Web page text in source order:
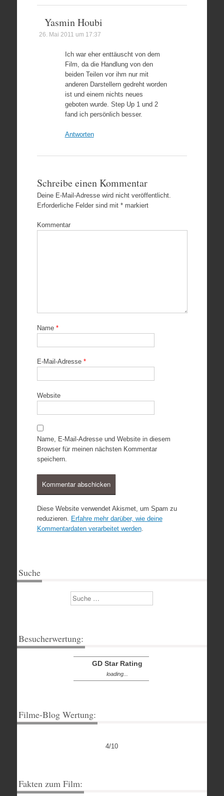
Yasmin Houbi
26. Mai 2011 um 17:37
Ich war eher enttäuscht von dem
Film, da die Handlung von den
beiden Teilen vor ihm nur mit
anderen Darstellern gedreht worden
ist und einem nichts neues
geboten wurde. Step Up 1 und 2
fand ich persönlich besser.
Antworten
Schreibe einen Kommentar
Deine E-Mail-Adresse wird nicht veröffentlicht.
Erforderliche Felder sind mit *markiert
Kommentar
Name *
E-Mail-Adresse *
Website
Name, E-Mail-Adresse und Website in diesem
Browser für meinen nächsten Kommentar
speichern.
Diese Website verwendet Akismet, um Spam zu
reduzieren. Erfahre mehr darüber, wie deine
Kommentardaten verarbeitet werden.
Suche
Suchen
Besucherwertung:
GD Star Rating
loading...
Filme-Blog Wertung:
4/10
Fakten zum Film: